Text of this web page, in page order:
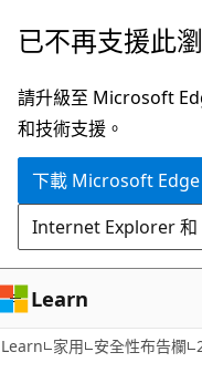
跳
主
要
內
已不再支援此
請升級至 Microsoft
和技術支援。
下載 Microsoft Edge
Internet Explorer 和
Learn
Learn 家用 安全性布告欄